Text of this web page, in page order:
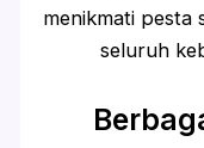
menikmati pesta
seluruh